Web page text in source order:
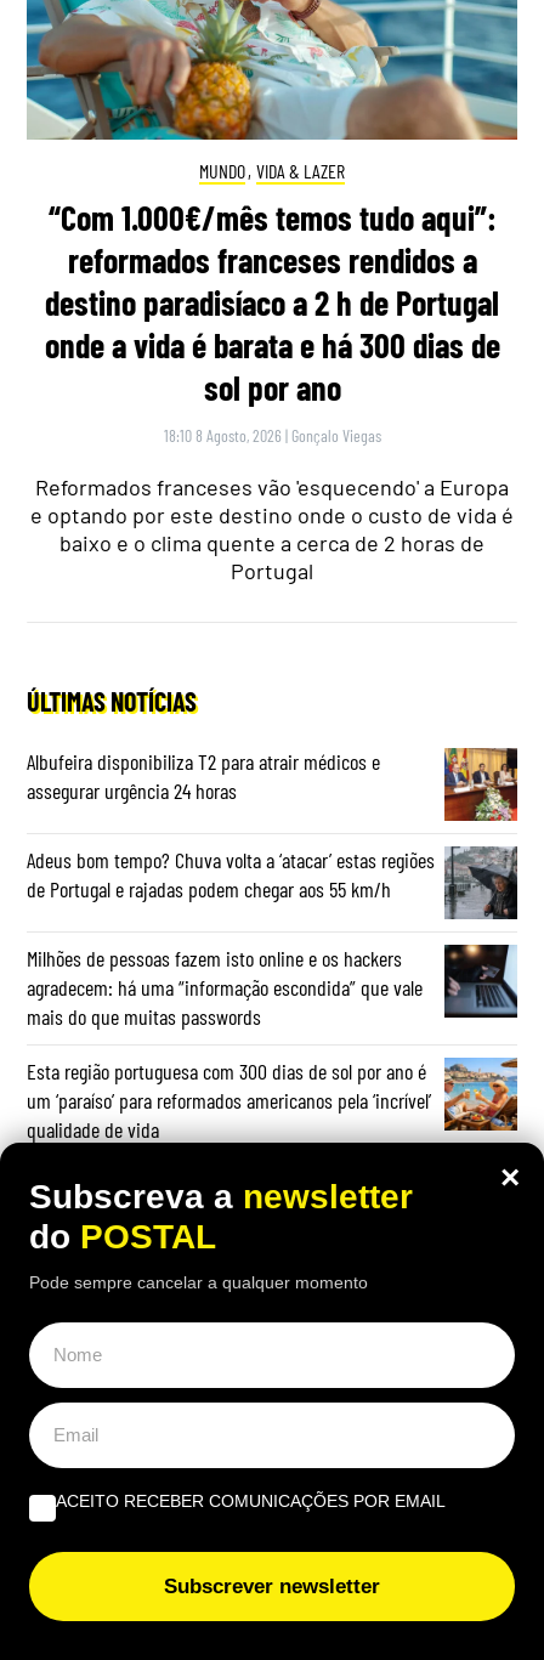
MUNDO, VIDA & LAZER
“Com 1.000€/mês temos tudo aqui”:
reformados franceses rendidos a
destino paradisíaco a 2 h de Portugal
onde a vida é barata e há 300 dias de
sol por ano
18:10 8 Agosto, 2026 | Gonçalo Viegas
Reformados franceses vão 'esquecendo' a Europa
e optando por este destino onde o custo de vida é
baixo e o clima quente a cerca de 2 horas de
Portugal
ÚLTIMAS NOTÍCIAS
Albufeira disponibiliza T2 para atrair médicos e
assegurar urgência 24 horas
Adeus bom tempo? Chuva volta a ‘atacar’ estas regiões
de Portugal e rajadas podem chegar aos 55 km/h
Milhões de pessoas fazem isto online e os hackers
agradecem: há uma “informação escondida” que vale
mais do que muitas passwords
Esta região portuguesa com 300 dias de sol por ano é
um ‘paraíso’ para reformados americanos pela ‘incrível’
qualidade de vida
Usa o Multibanco? Especialistas alertam para este
gesto que deve evitar depois de fazer uma operação
OPINIÃO
A marca Sporting em todo o mundo está a crescer atrás
de Ronaldo | Por Paulo Freitas do Amaral
Do amor ao ódio vai apenas um passo | Por Henrique
Dias Freire
Albufeira, trânsito, ruído e equilíbrio | Por António
×
Subscreva a newsletter
do POSTAL
Pode sempre cancelar a qualquer momento
ACEITO RECEBER COMUNICAÇÕES POR EMAIL
Subscrever newsletter